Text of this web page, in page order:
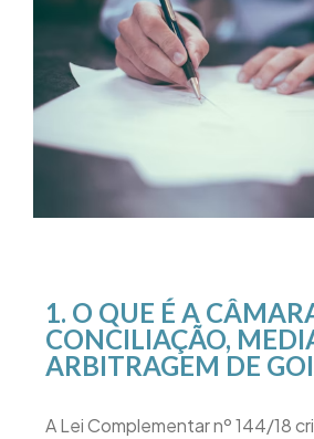
1. O QUE É A
CONCILIAÇÃO,
ARBITRAGEM DE
A Lei Complementar nº 144/18